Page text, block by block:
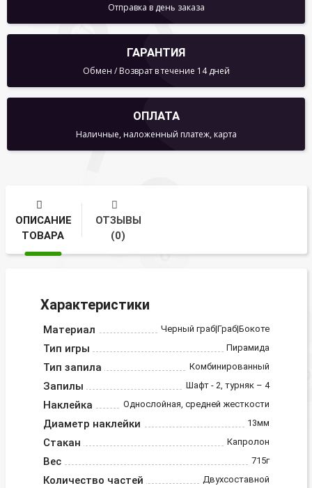
Отправка в день заказа
ГАРАНТИЯ
Обмен / Возврат в течение 14 дней
ОПЛАТА
Наличные, наложенный платеж, карта
ОПИСАНИЕ
ТОВАРА
ОТЗЫВЫ
(0)
Характеристики
Материал Черный граб|Граб|Бокоте
Тип игры Пирамида
Тип запила Комбинированный
Запилы Шафт - 2, турняк – 4
Наклейка Однослойная, средней жесткости
Диаметр наклейки 13мм
Стакан Капролон
Вес 715г
Количество частей Двухсоставной